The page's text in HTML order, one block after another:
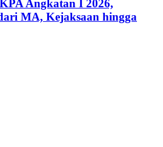
Angkatan I 2026,
MA, Kejaksaan hingga